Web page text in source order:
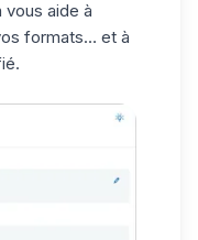
vous aide à
formats… et à